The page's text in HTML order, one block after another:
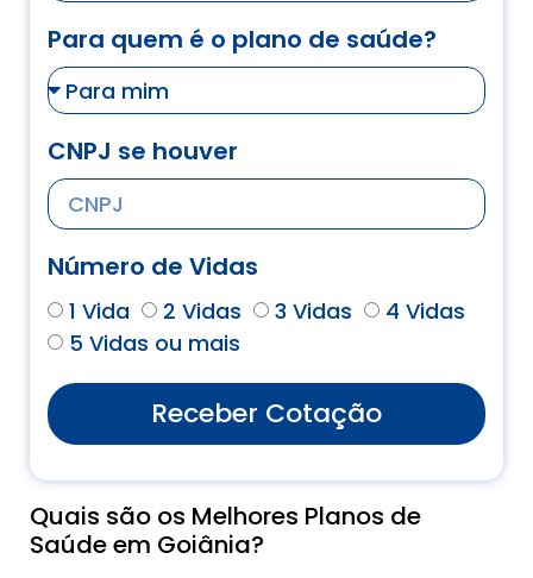
Para quem é o plano de saúde?
CNPJ se houver
Número de Vidas
1 Vida 2 Vidas 3 Vidas
4 Vidas
5 Vidas ou mais
Receber Cotação
Quais são os Melhores Planos de
Saúde em Goiânia?